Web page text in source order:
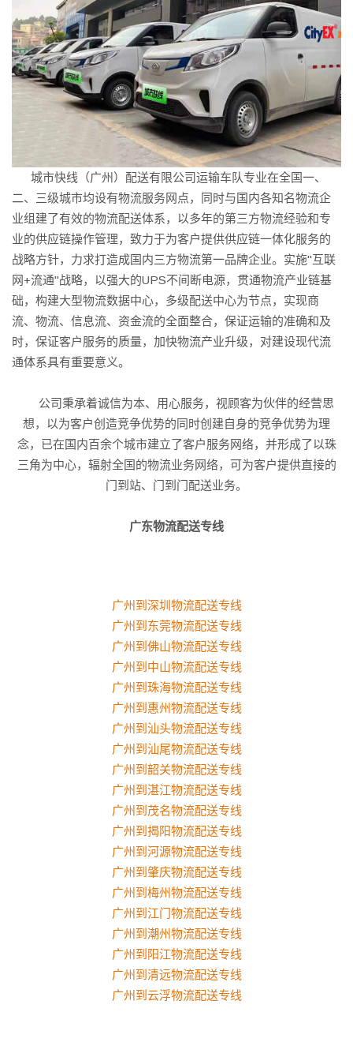
城市快线（广州）配送有限公司运输车队专业在全国一、
二、三级城市均设有物流服务网点，同时与国内各知名物流企
业组建了有效的物流配送体系，以多年的第三方物流经验和专
业的供应链操作管理，致力于为客户提供供应链一体化服务的
战略方针，力求打造成国内三方物流第一品牌企业。实施"互联
网+流通"战略，以强大的UPS不间断电源，贯通物流产业链基
础，构建大型物流数据中心，多级配送中心为节点，实现商
流、物流、信息流、资金流的全面整合，保证运输的准确和及
时，保证客户服务的质量，加快物流产业升级，对建设现代流
通体系具有重要意义。
公司秉承着诚信为本、用心服务，视顾客为伙伴的经营思
想，以为客户创造竞争优势的同时创建自身的竞争优势为理
念，已在国内百余个城市建立了客户服务网络，并形成了以珠
三角为中心，辐射全国的物流业务网络，可为客户提供直接的
门到站、门到门配送业务。
广东物流配送专线
广州到深圳物流配送专线
广州到东莞物流配送专线
广州到佛山物流配送专线
广州到中山物流配送专线
广州到珠海物流配送专线
广州到惠州物流配送专线
广州到汕头物流配送专线
广州到汕尾物流配送专线
广州到韶关物流配送专线
广州到湛江物流配送专线
广州到茂名物流配送专线
广州到揭阳物流配送专线
广州到河源物流配送专线
广州到肇庆物流配送专线
广州到梅州物流配送专线
广州到江门物流配送专线
广州到潮州物流配送专线
广州到阳江物流配送专线
广州到清远物流配送专线
广州到云浮物流配送专线